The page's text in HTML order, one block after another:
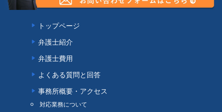
トップページ
弁護士紹介
弁護士費用
よくある質問と回答
事務所概要・アクセス
対応業務について